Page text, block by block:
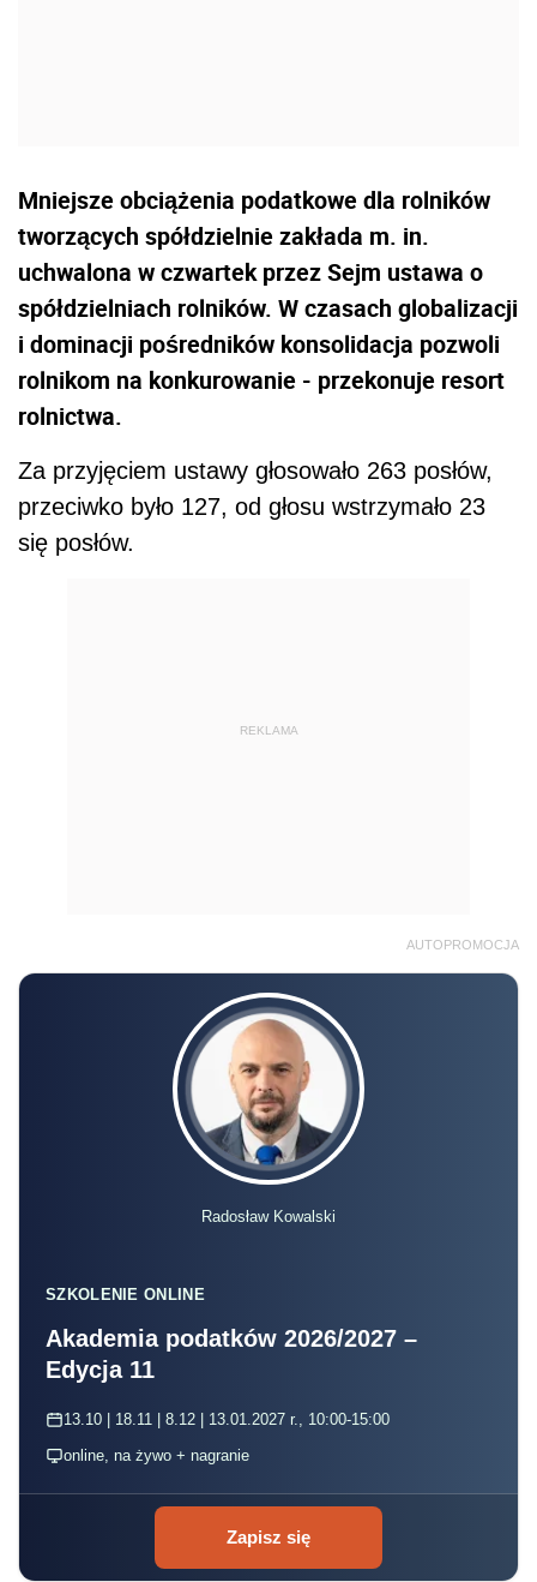
Mniejsze obciążenia podatkowe dla rolników
tworzących spółdzielnie zakłada m. in.
uchwalona w czwartek przez Sejm ustawa o
spółdzielniach rolników. W czasach globalizacji
i dominacji pośredników konsolidacja pozwoli
rolnikom na konkurowanie - przekonuje resort
rolnictwa.
Za przyjęciem ustawy głosowało 263 posłów,
przeciwko było 127, od głosu wstrzymało 23
się posłów.
REKLAMA
AUTOPROMOCJA
Radosław Kowalski
SZKOLENIE ONLINE
Akademia podatków 2026/2027 –
Edycja 11
13.10 | 18.11 | 8.12 | 13.01.2027 r., 10:00-15:00
online, na żywo + nagranie
Zapisz się